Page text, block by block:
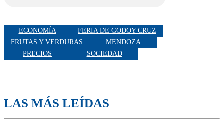
ECONOMÍA
FERIA DE GODOY CRUZ
FRUTAS Y VERDURAS
MENDOZA
PRECIOS
SOCIEDAD
LAS MÁS LEÍDAS